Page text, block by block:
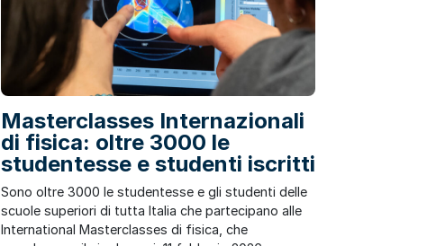
Masterclasses Internazionali
di fisica: oltre 3000 le
studentesse e studenti iscritti
Sono oltre 3000 le studentesse e gli studenti delle
scuole superiori di tutta Italia che partecipano alle
International Masterclasses di fisica, che